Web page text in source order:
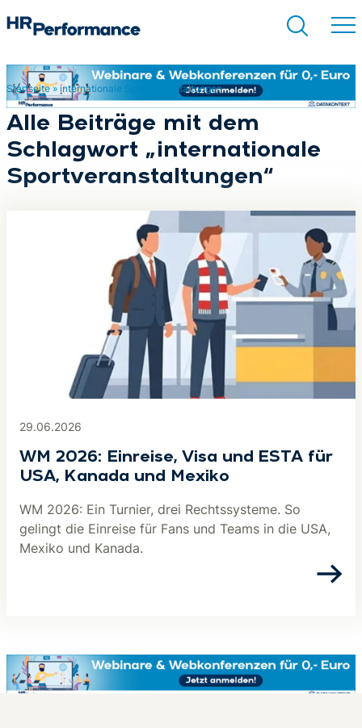
Suchen
Startseite» internationale Sportveranstaltungen
Alle Beiträge mit dem
Schlagwort „internationale
Sportveranstaltungen“
29.06.2026
WM 2026: Einreise, Visa und ESTA für
USA, Kanada und Mexiko
WM 2026: Ein Turnier, drei Rechtssysteme. So
gelingt die Einreise für Fans und Teams in die USA,
Mexiko und Kanada.